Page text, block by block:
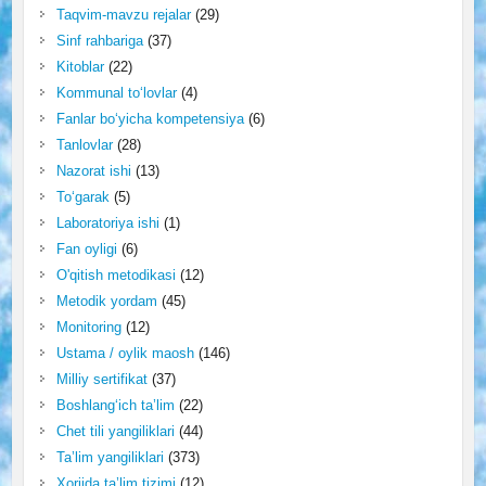
Taqvim-mavzu rejalar(29)
Sinf rahbariga(37)
Kitoblar(22)
Kommunal to‘lovlar(4)
Fanlar bo‘yicha kompetensiya(6)
Tanlovlar(28)
Nazorat ishi (13)
To‘garak (5)
Laboratoriya ishi (1)
Fan oyligi (6)
O'qitish metodikasi (12)
Metodik yordam (45)
Monitoring(12)
Ustama / oylik maosh(146)
Milliy sertifikat(37)
Boshlang‘ich ta’lim (22)
Chet tili yangiliklari (44)
Ta’lim yangiliklari (373)